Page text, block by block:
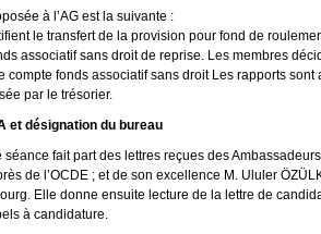
à l’AG est la suivante :
le transfert de la provision pour fond de
associatif sans droit de reprise. Les membres
compte fonds associatif sans droit Les rapports
par le trésorier.
et désignation du bureau
séance fait part des lettres reçues des
de l’OCDE ; et de son excellence M. Ululer
Elle donne ensuite lecture de la lettre de
à candidature.